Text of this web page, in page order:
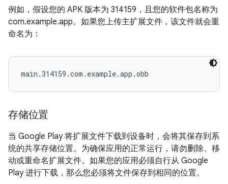
例如，假设您的 APK 版本为 314159，且您的软件包名称为
com.example.app。如果您上传主扩展文件，该文件就会重
命名为：
main.314159.com.example.app.obb
存储位置
当 Google Play 将扩展文件下载到设备时，会将其保存到系
统的共享存储位置。为确保应用的正常运行，请勿删除、移
动或重命名扩展文件。如果您的应用必须自行从 Google
Play 进行下载，那么您必须将文件保存到相同的位置。